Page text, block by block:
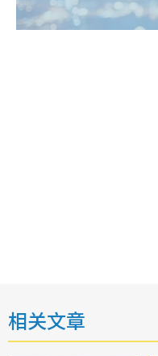
相关文章